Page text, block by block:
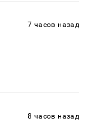
7 часов назад
8 часов назад